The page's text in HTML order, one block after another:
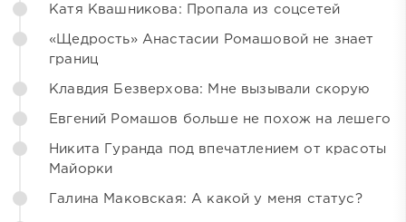
Катя Квашникова: Пропала из соцсетей
«Щедрость» Анастасии Ромашовой не знает
границ
Клавдия Безверхова: Мне вызывали скорую
Евгений Ромашов больше не похож на лешего
Никита Гуранда под впечатлением от красоты
Майорки
Галина Маковская: А какой у меня статус?